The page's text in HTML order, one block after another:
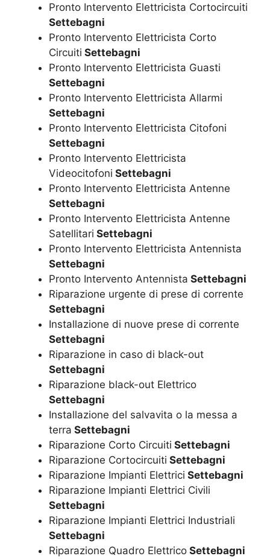
Pronto Intervento Elettricista Cortocircuiti
Settebagni
Pronto Intervento Elettricista Corto
Circuiti Settebagni
Pronto Intervento Elettricista Guasti
Settebagni
Pronto Intervento Elettricista Allarmi
Settebagni
Pronto Intervento Elettricista Citofoni
Settebagni
Pronto Intervento Elettricista
Videocitofoni Settebagni
Pronto Intervento Elettricista Antenne
Settebagni
Pronto Intervento Elettricista Antenne
Satellitari Settebagni
Pronto Intervento Elettricista Antennista
Settebagni
Pronto Intervento Antennista Settebagni
Riparazione urgente di prese di corrente
Settebagni
Installazione di nuove prese di corrente
Settebagni
Riparazione in caso di black-out
Settebagni
Riparazione black-out Elettrico
Settebagni
Installazione del salvavita o la messa a
terra Settebagni
Riparazione Corto Circuiti Settebagni
Riparazione Cortocircuiti Settebagni
Riparazione Impianti Elettrici Settebagni
Riparazione Impianti Elettrici Civili
Settebagni
Riparazione Impianti Elettrici Industriali
Settebagni
Riparazione Quadro Elettrico Settebagni